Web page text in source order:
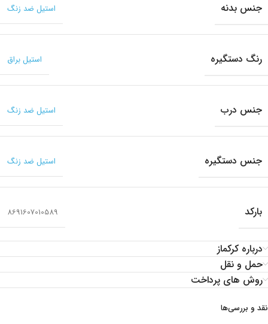
جنس بدنه استیل ضد زنگ
رنگ دستگیره استیل براق
جنس درب استیل ضد زنگ
جنس دستگیره استیل ضد زنگ
بارکد 8691607010589
درباره کرکماز
حمل و نقل
روش های پرداخت
نقد و بررسی‌ها